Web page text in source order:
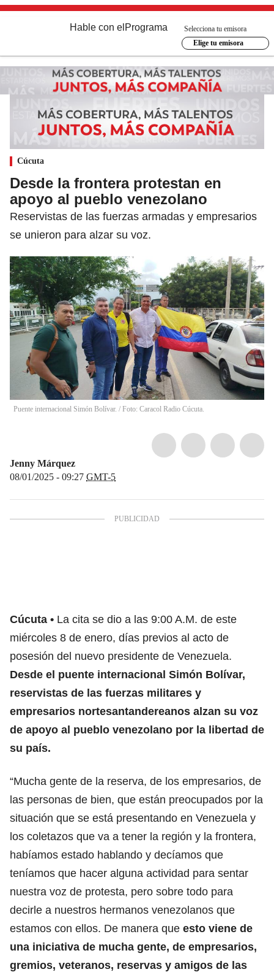
Hable con el Programa
Selecciona tu emisora
Elige tu emisora
Cúcuta
Desde la frontera protestan en
apoyo al pueblo venezolano
Reservistas de las fuerzas armadas y empresarios
se unieron para alzar su voz.
Puente internacional Simón Bolívar. / Foto: Caracol Radio Cúcuta.
Jenny Márquez
08/01/2025 - 09:27 GMT-5
Cúcuta
La cita se dio a las 9:00 A.M. de este
miércoles 8 de enero, días previos al acto de
posesión del nuevo presidente de Venezuela.
Desde el puente internacional Simón Bolívar,
reservistas de las fuerzas militares y
empresarios nortesantandereanos alzan su voz
de apoyo al pueblo venezolano por la libertad de
su país.
“Mucha gente de la reserva, de los empresarios, de
las personas de bien, que están preocupados por la
situación que se está presentando en Venezuela y
los coletazos que va a tener la región y la frontera,
habíamos estado hablando y decíamos que
teníamos que hacer alguna actividad para sentar
nuestra voz de protesta, pero sobre todo para
decirle a nuestros hermanos venezolanos que
estamos con ellos. De manera que esto viene de
una iniciativa de mucha gente, de empresarios,
gremios, veteranos, reservas y amigos de las